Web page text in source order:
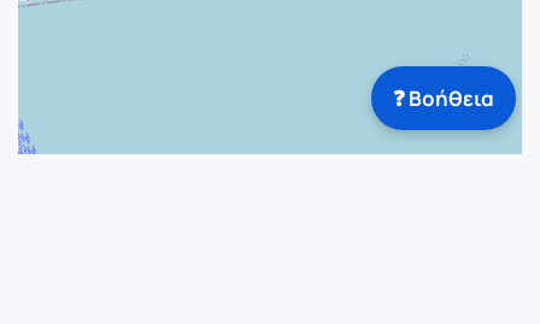
❓ Βοήθεια